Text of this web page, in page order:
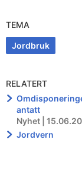
TEMA
Jordbruk
RELATERT
antatt
Nyhet |
Jordvern